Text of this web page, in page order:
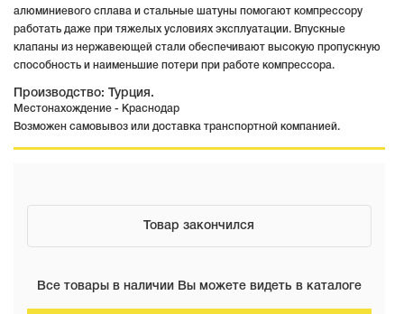
алюминиевого сплава и стальные шатуны помогают компрессору
работать даже при тяжелых условиях эксплуатации. Впускные
клапаны из нержавеющей стали обеспечивают высокую пропускную
способность и наименьшие потери при работе компрессора.
Производство: Турция.
Местонахождение - Краснодар
Возможен самовывоз или доставка транспортной компанией.
Товар закончился
Все товары в наличии Вы можете видеть в каталоге